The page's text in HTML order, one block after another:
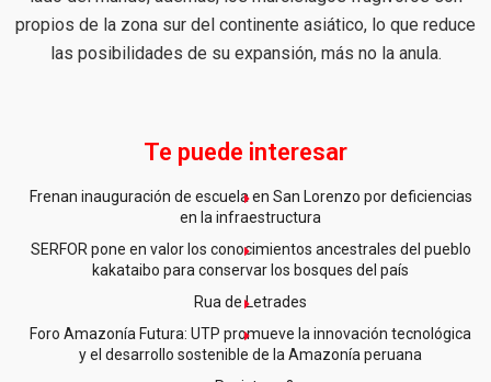
propios de la zona sur del continente asiático, lo que reduce
las posibilidades de su expansión, más no la anula.
Te puede interesar
Frenan inauguración de escuela en San Lorenzo por deficiencias
en la infraestructura
SERFOR pone en valor los conocimientos ancestrales del pueblo
kakataibo para conservar los bosques del país
Rua de Letrades
Foro Amazonía Futura: UTP promueve la innovación tecnológica
y el desarrollo sostenible de la Amazonía peruana